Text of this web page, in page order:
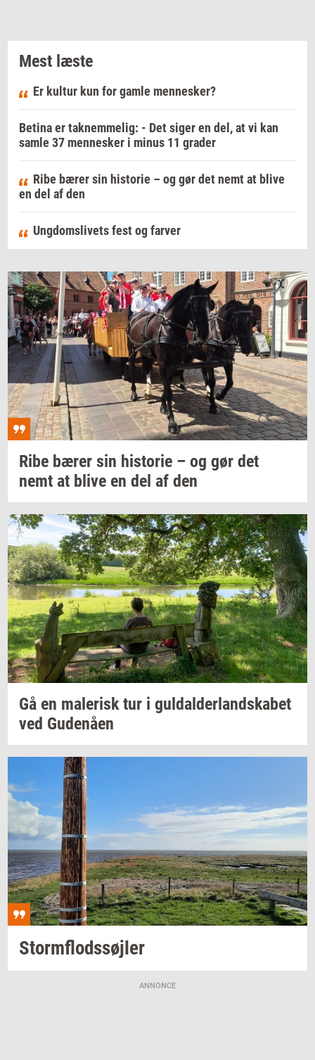
Mest læste
Er kultur kun for gamle mennesker?
Betina er taknemmelig: - Det siger en del, at vi kan
samle 37 mennesker i minus 11 grader
Ribe bærer sin historie – og gør det nemt at blive
en del af den
Ungdomslivets fest og farver
Ribe bærer sin hi­sto­rie – og gør det
nemt at blive en del af den
Gå en ma­le­risktur i gul­dal­der­land­ska­bet
ved Gu­denå­en
Storm­flod­s­søj­ler
ANNONCE